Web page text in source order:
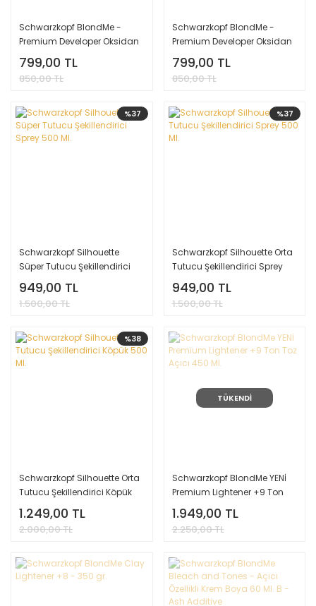
Schwarzkopf BlondMe -
Premium Developer Oksidan
1000 Ml. - 20 Volume %6
799,00 TL
850,00 TL
Schwarzkopf BlondMe -
Premium Developer Oksidan
1000 Ml. - 30 Volume %9
799,00 TL
850,00 TL
%37
Schwarzkopf Silhouette
Süper Tutucu Şekillendirici
Sprey 500 Ml.
949,00 TL
1.500,00 TL
%37
Schwarzkopf Silhouette Orta
Tutucu Şekillendirici Sprey
500 Ml.
949,00 TL
1.500,00 TL
%38
Schwarzkopf Silhouette Orta
Tutucu Şekillendirici Köpük
500 Ml.
1.249,00 TL
2.000,00 TL
TÜKENDİ
Schwarzkopf BlondMe YENİ
Premium Lightener +9 Ton
Toz Açıcı 450 Ml.
1.949,00 TL
2.250,00 TL